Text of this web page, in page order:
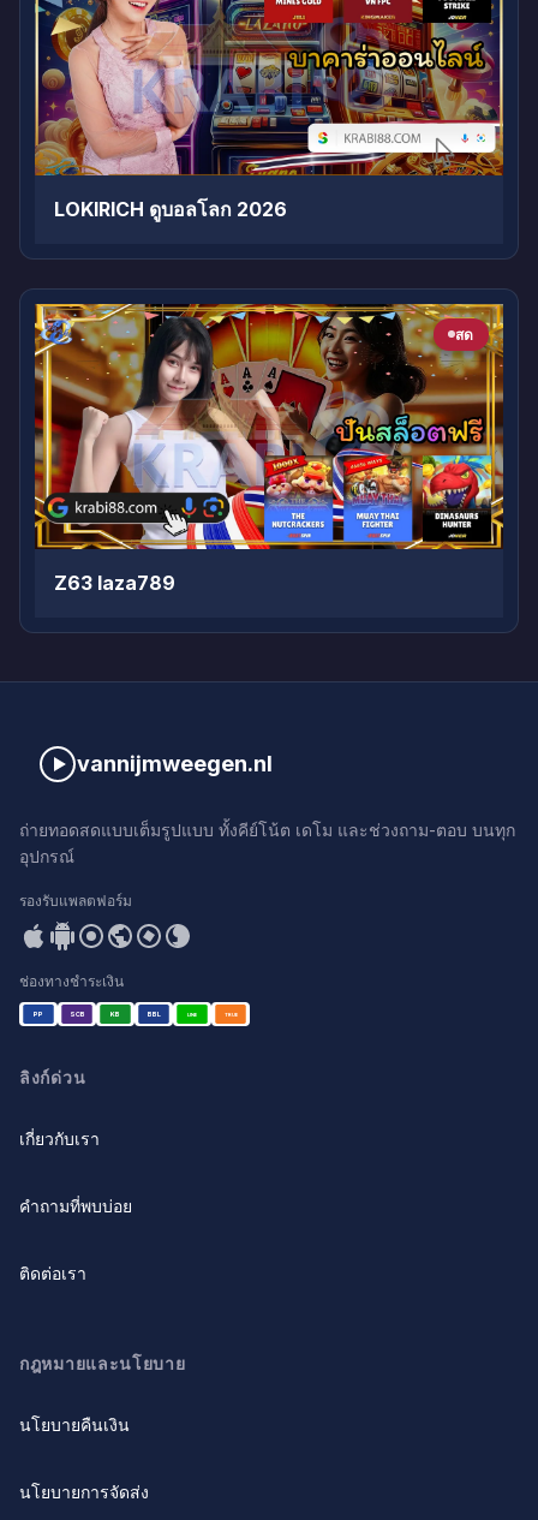
LOKIRICH ดูบอลโลก 2026
สด
Z63 laza789
vannijmweegen.nl
ถ่ายทอดสดแบบเต็มรูปแบบ ทั้งคีย์โน้ต เดโม และช่วงถาม-ตอบ บนทุก
อุปกรณ์
รองรับแพลตฟอร์ม
ช่องทางชำระเงิน
PP SCB KB BBL LINE TRUE
ลิงก์ด่วน
เกี่ยวกับเรา
คำถามที่พบบ่อย
ติดต่อเรา
กฎหมายและนโยบาย
นโยบายคืนเงิน
นโยบายการจัดส่ง